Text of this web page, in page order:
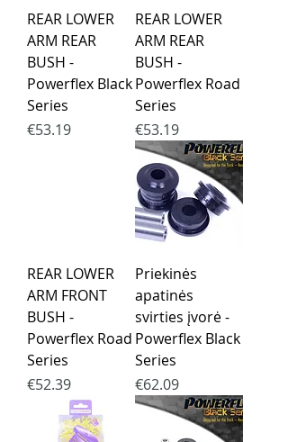
REAR LOWER
ARM REAR
BUSH -
Powerflex Black
Series
Price
€53.19
REAR LOWER
ARM REAR
BUSH -
Powerflex Road
Series
Price
€53.19
REAR LOWER
ARM FRONT
BUSH -
Powerflex Road
Series
Price
€52.39
Priekinės
apatinės
svirties įvorė -
Powerflex Black
Series
Price
€62.09